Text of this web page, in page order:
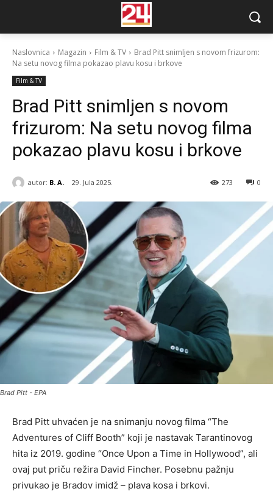
Naslovnica Magazin Film & TV
Brad Pitt snimljen s novom frizurom:
Na setu novog filma pokazao plavu kosu i brkove
Film & TV
Brad Pitt snimljen s novom
frizurom: Na setu novog filma
pokazao plavu kosu i brkove
autor: B. A. 29. Jula 2025. 0
273
Brad Pitt - EPA
Brad Pitt uhvaćen je na snimanju novog filma “The
Adventures of Cliff Booth” koji je nastavak Tarantinovog
hita iz 2019. godine “Once Upon a Time in Hollywood”, ali
ovaj put priču režira David Fincher. Posebnu pažnju
privukao je Bradov imidž – plava kosa i brkovi.